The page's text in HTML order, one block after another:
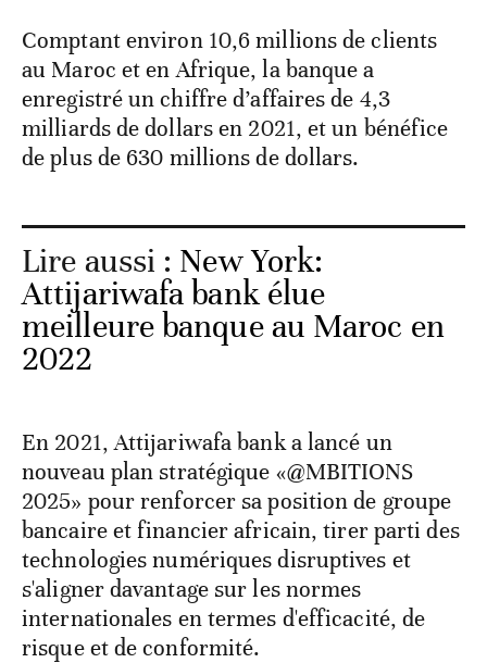
Comptant environ 10,6 millions de clients
au Maroc et en Afrique, la banque a
enregistré un chiffre d’affaires de 4,3
milliards de dollars en 2021, et un bénéfice
de plus de 630 millions de dollars.
Lire aussi : New York:
Attijariwafa bank élue
meilleure banque au Maroc en
2022
En 2021, Attijariwafa bank a lancé un
nouveau plan stratégique «@MBITIONS
2025» pour renforcer sa position de groupe
bancaire et financier africain, tirer parti des
technologies numériques disruptives et
s'aligner davantage sur les normes
internationales en termes d'efficacité, de
risque et de conformité.